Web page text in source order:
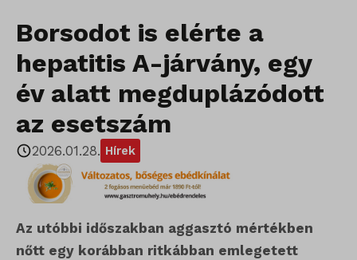
Borsodot is elérte a
hepatitis A-járvány, egy
év alatt megduplázódott
az esetszám
2026.01.28. Hírek
Az utóbbi időszakban aggasztó mértékben
nőtt egy korábban ritkábban emlegetett